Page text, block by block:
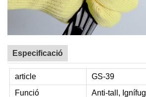
Especificació
article
GS-39
Funció
Anti-tall, Ignífug